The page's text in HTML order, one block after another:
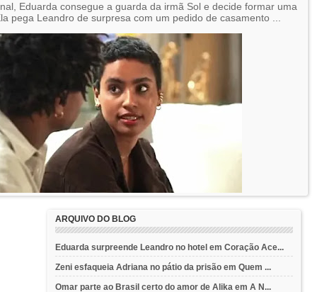
Eduarda consegue a guarda da irmã Sol e decide formar uma
pega Leandro de surpresa com um pedido de casamento ...
ARQUIVO DO BLOG
Eduarda surpreende Leandro no hotel em Coração Ace...
Zeni esfaqueia Adriana no pátio da prisão em Quem ...
Omar parte ao Brasil certo do amor de Alika em A N...